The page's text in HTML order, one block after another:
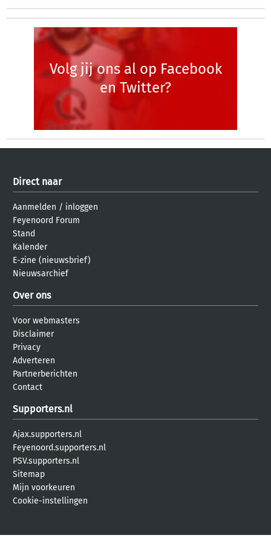
Volg jij ons al op Facebook
en Twitter?
Direct naar
Aanmelden / inloggen
Feyenoord Forum
Stand
Kalender
E-zine (nieuwsbrief)
Nieuwsarchief
Over ons
Voor webmasters
Disclaimer
Privacy
Adverteren
Partnerberichten
Contact
Supporters.nl
Ajax.supporters.nl
Feyenoord.supporters.nl
PSV.supporters.nl
Sitemap
Mijn voorkeuren
Cookie-instellingen